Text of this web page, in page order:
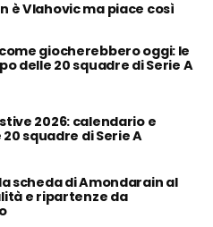
è Vlahovic ma piace così
giocherebbero oggi: le
delle 20 squadre di Serie A
2026: calendario e
squadre di Serie A
scheda di Amondarain al
e ripartenze da